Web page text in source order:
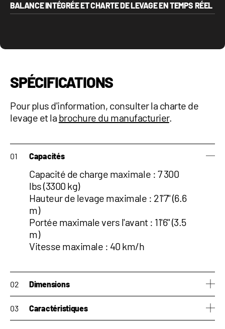
BALANCE INTÉGRÉE ET CHARTE DE LEVAGE EN TEMPS RÉEL
SPÉCIFICATIONS
Pour plus d'information, consulter la charte de
levage et la brochure du manufacturier.
Capacités
Capacité de charge maximale : 7 300
lbs (3300 kg)
Hauteur de levage maximale : 21'7'' (6.6
m)
Portée maximale vers l'avant : 11'6'' (3.5
m)
Vitesse maximale : 40 km/h
Dimensions
Hauteur : 6'8" (2.03 m)
Largeur : 6'11'' (2.10 m)
Caractéristiques